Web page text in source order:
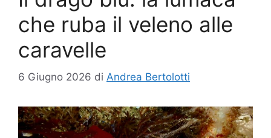
che ruba il veleno alle
caravelle
6 Giugno 2026 di Andrea Bertolotti